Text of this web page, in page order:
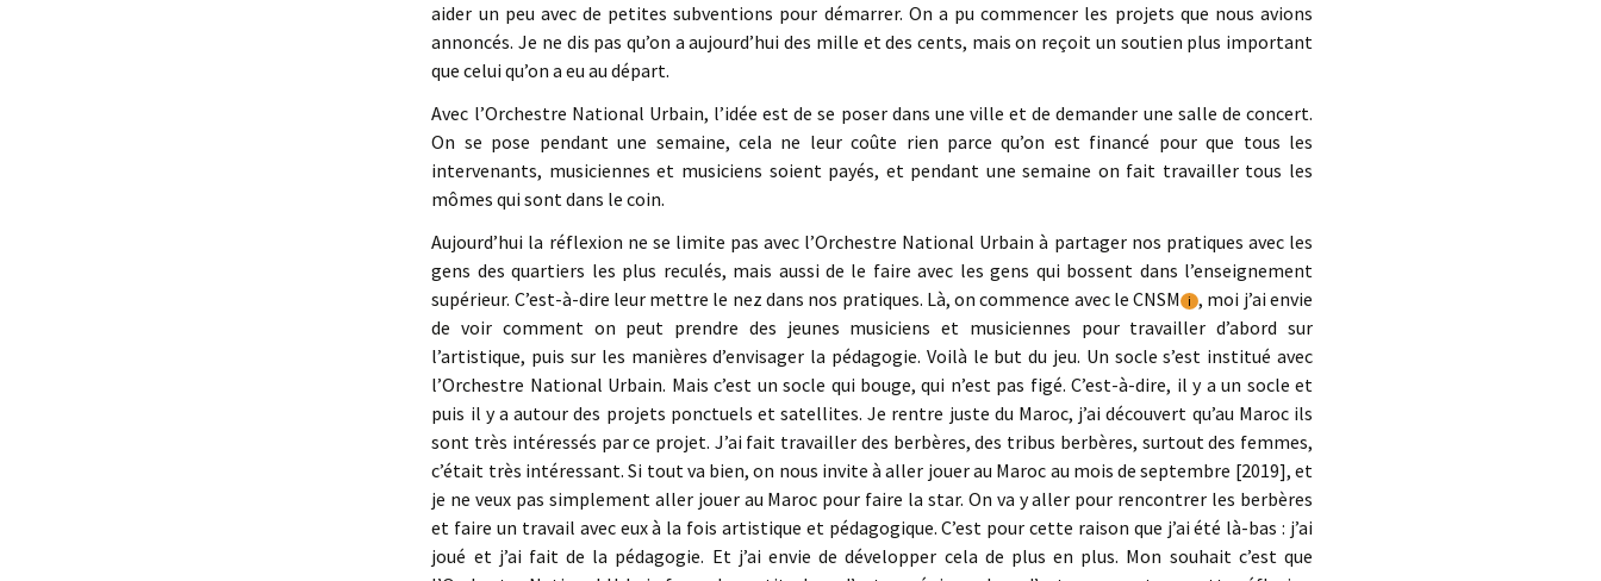
aider un peu avec de petites subventions pour démarrer. On a pu commencer les projets que nous avions
annoncés. Je ne dis pas qu’on a aujourd’hui des mille et des cents, mais on reçoit un soutien plus important
que celui qu’on a eu au départ.
Avec l’Orchestre National Urbain, l’idée est de se poser dans une ville et de demander une salle de concert.
On se pose pendant une semaine, cela ne leur coûte rien parce qu’on est financé pour que tous les
intervenants, musiciennes et musiciens soient payés, et pendant une semaine on fait travailler tous les
mômes qui sont dans le coin.
Aujourd’hui la réflexion ne se limite pas avec l’Orchestre National Urbain à partager nos pratiques avec les
gens des quartiers les plus reculés, mais aussi de le faire avec les gens qui bossent dans l’enseignement
supérieur. C’est-à-dire leur mettre le nez dans nos pratiques. Là, on commence avec le CNSM i , moi j’ai envie
de voir comment on peut prendre des jeunes musiciens et musiciennes pour travailler d’abord sur
l’artistique, puis sur les manières d’envisager la pédagogie. Voilà le but du jeu. Un socle s’est institué avec
l’Orchestre National Urbain. Mais c’est un socle qui bouge, qui n’est pas figé. C’est-à-dire, il y a un socle et
puis il y a autour des projets ponctuels et satellites. Je rentre juste du Maroc, j’ai découvert qu’au Maroc ils
sont très intéressés par ce projet. J’ai fait travailler des berbères, des tribus berbères, surtout des femmes,
c’était très intéressant. Si tout va bien, on nous invite à aller jouer au Maroc au mois de septembre [2019], et
je ne veux pas simplement aller jouer au Maroc pour faire la star. On va y aller pour rencontrer les berbères
et faire un travail avec eux à la fois artistique et pédagogique. C’est pour cette raison que j’ai été là-bas : j’ai
joué et j’ai fait de la pédagogie. Et j’ai envie de développer cela de plus en plus. Mon souhait c’est que